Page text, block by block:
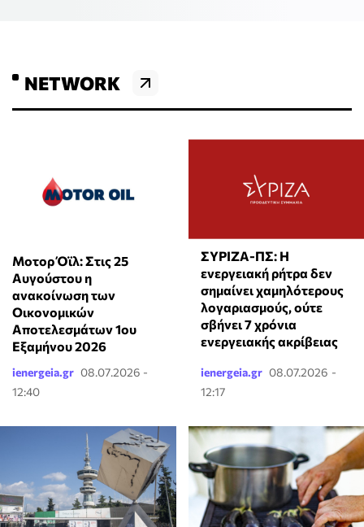
NETWORK
Μοτορ Όϊλ: Στις 25
Αυγούστου η
ανακοίνωση των
Οικονομικών
Αποτελεσμάτων 1ου
Εξαμήνου 2026
ienergeia.gr 08.07.2026 -
12:40
ΣΥΡΙΖΑ-ΠΣ: Η
ενεργειακή ρήτρα δεν
σημαίνει χαμηλότερους
λογαριασμούς, ούτε
σβήνει 7 χρόνια
ενεργειακής ακρίβειας
ienergeia.gr 08.07.2026 -
12:17